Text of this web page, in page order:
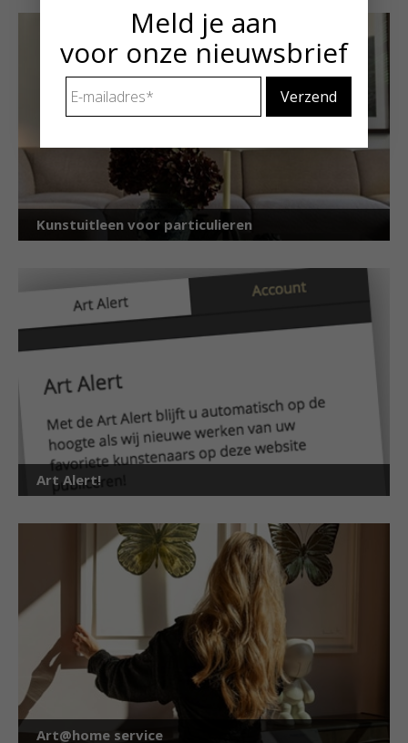
Kunstuitleen voor particulieren
Art Alert!
Art@home service
Meld je aan
voor onze nieuwsbrief
mailadres *